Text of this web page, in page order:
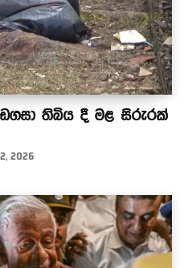
තිබිය දී මළ සිරුරක්
2026